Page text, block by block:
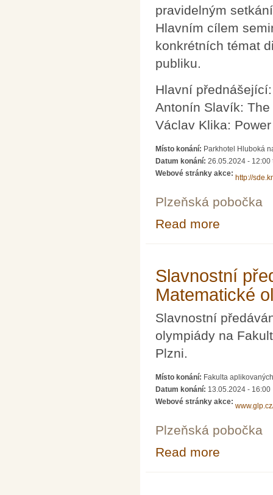
pravidelným
Hlavním cílem
konkrétních témat
publiku.
Hlavní přednášející:
Antonín Slavík:
Václav Klika:
Místo konání: Parkhotel Hluboká
Datum konání: 26.05.2024 - 12:00
Webové stránky akce:
http://
Plzeňská pobočka
Read more
Slavnostní
Matematické
Slavnostní
olympiády na
Plzni.
Místo konání: Fakulta
Datum konání: 13.05.2024 - 16:00
Webové stránky akce:
Plzeňská pobočka
Read more